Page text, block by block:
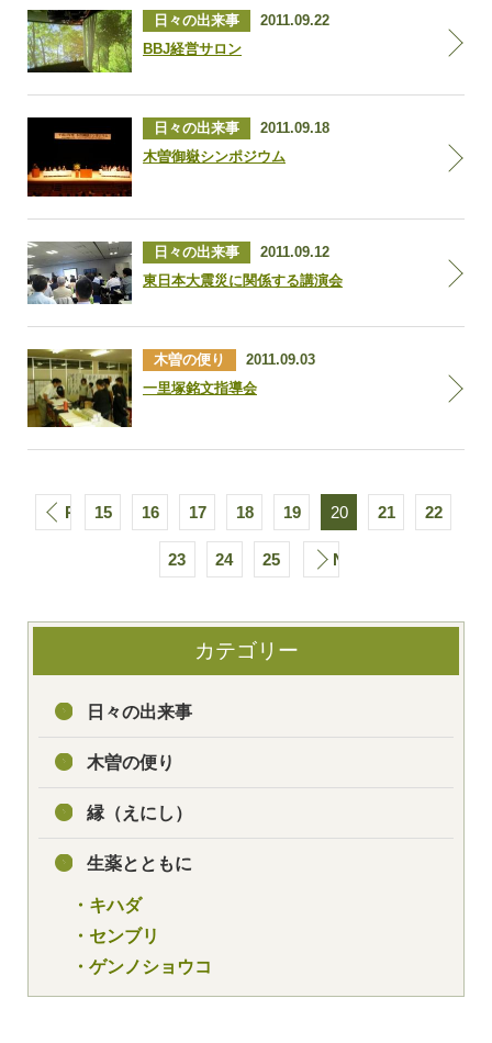
日々の出来事
2011.09.22
BBJ経営サロン
日々の出来事
2011.09.18
木曽御嶽シンポジウム
日々の出来事
2011.09.12
東日本大震災に関係する講演会
木曽の便り
2011.09.03
一里塚銘文指導会
PREV
15 16 17 18 19 20 21 22
23 24 25 NEXT
カテゴリー
日々の出来事
木曽の便り
縁（えにし）
生薬とともに
・キハダ
・センブリ
・ゲンノショウコ